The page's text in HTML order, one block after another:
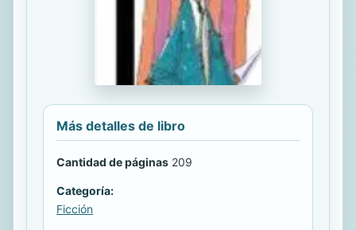
Más detalles de libro
Cantidad de páginas 209
Categoría:
Ficción